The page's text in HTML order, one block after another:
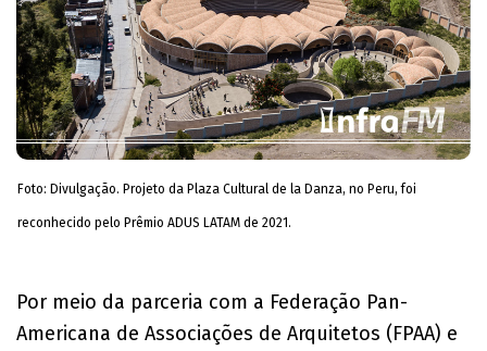
Foto: Divulgação. Projeto da Plaza Cultural de la Danza, no Peru, foi
reconhecido pelo Prêmio ADUS LATAM de 2021.
Por meio da parceria com a Federação Pan-
Americana de Associações de Arquitetos (FPAA) e